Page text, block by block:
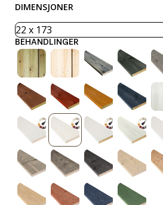
DIMENSJONER
BEHANDLINGER